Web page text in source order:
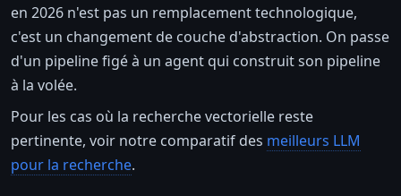
en 2026 n'est pas un remplacement technologique,
c'est un changement de couche d'abstraction. On passe
d'un pipeline figé à un agent qui construit son pipeline
à la volée.
Pour les cas où la recherche vectorielle reste
pertinente, voir notre comparatif des meilleurs LLM
pour la recherche.